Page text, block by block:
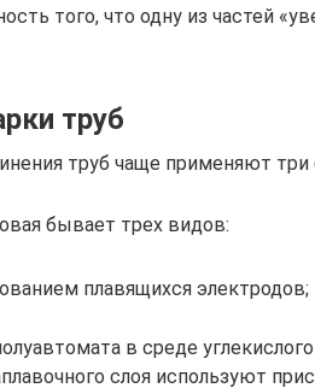
того, что одну из частей
труб
труб чаще применяют три
бывает трех видов:
плавящихся электродов;
в среде углекислого
слоя используют